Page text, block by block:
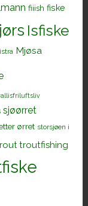
fiiish fiske
Isfiske
Mjøsa
sjøørret
ørret storsjøen i
troutfishing